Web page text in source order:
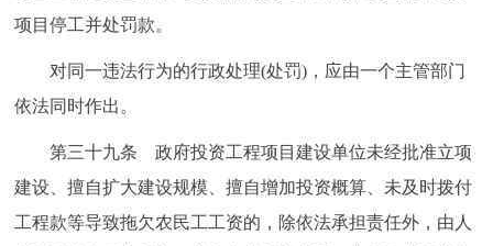
项目停工并处罚款。
对同一违法行为的行政处理(处罚)，应由一个主管部门
依法同时作出。
第三十九条 政府投资工程项目建设单位未经批准立项
建设、擅自扩大建设规模、擅自增加投资概算、未及时拨付
工程款等导致拖欠农民工工资的，除依法承担责任外，由人